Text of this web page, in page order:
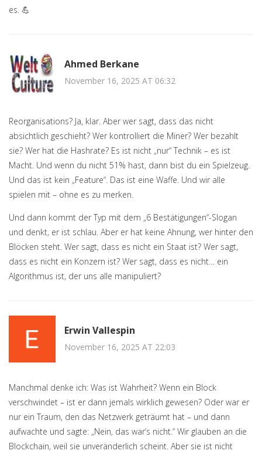
es. 💪
Ahmed Berkane
November 16, 2025 AT 06:32
Reorganisations? Ja, klar. Aber wer sagt, dass das nicht
absichtlich geschieht? Wer kontrolliert die Miner? Wer bezahlt
sie? Wer hat die Hashrate? Es ist nicht „nur“ Technik – es ist
Macht. Und wenn du nicht 51% hast, dann bist du ein Spielzeug.
Und das ist kein „Feature“. Das ist eine Waffe. Und wir alle
spielen mit – ohne es zu merken.
Und dann kommt der Typ mit dem „6 Bestätigungen“-Slogan
und denkt, er ist schlau. Aber er hat keine Ahnung, wer hinter den
Blöcken steht. Wer sagt, dass es nicht ein Staat ist? Wer sagt,
dass es nicht ein Konzern ist? Wer sagt, dass es nicht… ein
Algorithmus ist, der uns alle manipuliert?
Erwin Vallespin
November 16, 2025 AT 22:03
Manchmal denke ich: Was ist Wahrheit? Wenn ein Block
verschwindet – ist er dann jemals wirklich gewesen? Oder war er
nur ein Traum, den das Netzwerk geträumt hat – und dann
aufwachte und sagte: „Nein, das war’s nicht.“ Wir glauben an die
Blockchain, weil sie unveränderlich scheint. Aber sie ist nicht